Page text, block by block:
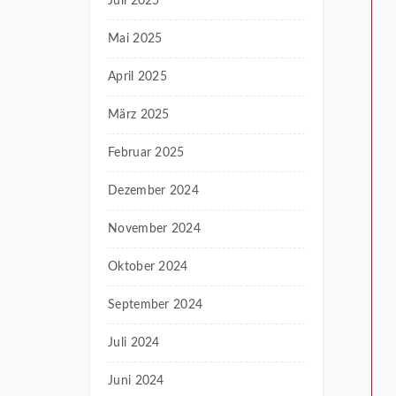
Mai 2025
April 2025
März 2025
Februar 2025
Dezember 2024
November 2024
Oktober 2024
September 2024
Juli 2024
Juni 2024